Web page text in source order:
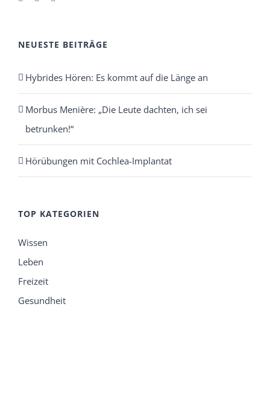
NEUESTE BEITRÄGE
Hybrides Hören: Es kommt auf die Länge an
Morbus Menière: „Die Leute dachten, ich sei
betrunken!“
Hörübungen mit Cochlea-Implantat
TOP KATEGORIEN
Wissen
Leben
Freizeit
Gesundheit